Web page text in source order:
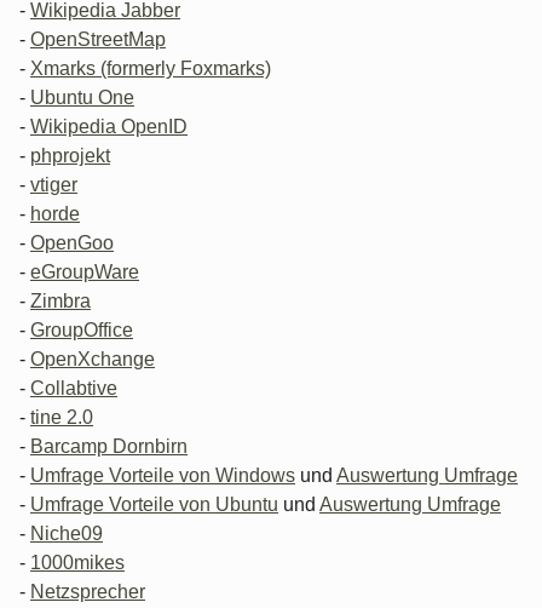
- Wikipedia Jabber
- OpenStreetMap
- Xmarks (formerly Foxmarks)
- Ubuntu One
- Wikipedia OpenID
- phprojekt
- vtiger
- horde
- OpenGoo
- eGroupWare
- Zimbra
- GroupOffice
- OpenXchange
- Collabtive
- tine 2.0
- Barcamp Dornbirn
- Umfrage Vorteile von Windows und Auswertung Umfrage
- Umfrage Vorteile von Ubuntu und Auswertung Umfrage
- Niche09
- 1000mikes
- Netzsprecher